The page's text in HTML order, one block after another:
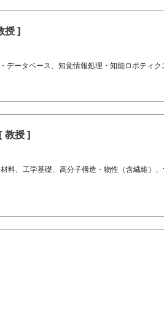
授 ]
ータベース、知覚情報処理・知能ロボティ
教授 ]
料、工学基礎、高分子構造・物性（含繊維）